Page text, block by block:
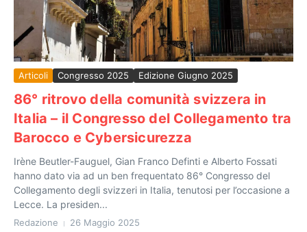
Articoli Congresso 2025 Edizione Giugno 2025
86° ritrovo della comunità svizzera in
Italia – il Congresso del Collegamento tra
Barocco e Cybersicurezza
Irène Beutler-Fauguel, Gian Franco Definti e Alberto Fossati
hanno dato via ad un ben frequentato 86° Congresso del
Collegamento degli svizzeri in Italia, tenutosi per l’occasione a
Lecce. La presiden...
Redazione 26 Maggio 2025